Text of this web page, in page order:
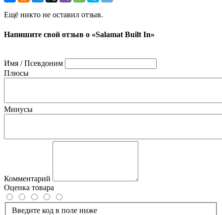
Ещё никто не оставил отзыв.
Напишите свой отзыв о «Salamat Built In»
Имя / Псевдоним
Плюсы
Минусы
Комментарий
Оценка товара
Введите код в поле ниже